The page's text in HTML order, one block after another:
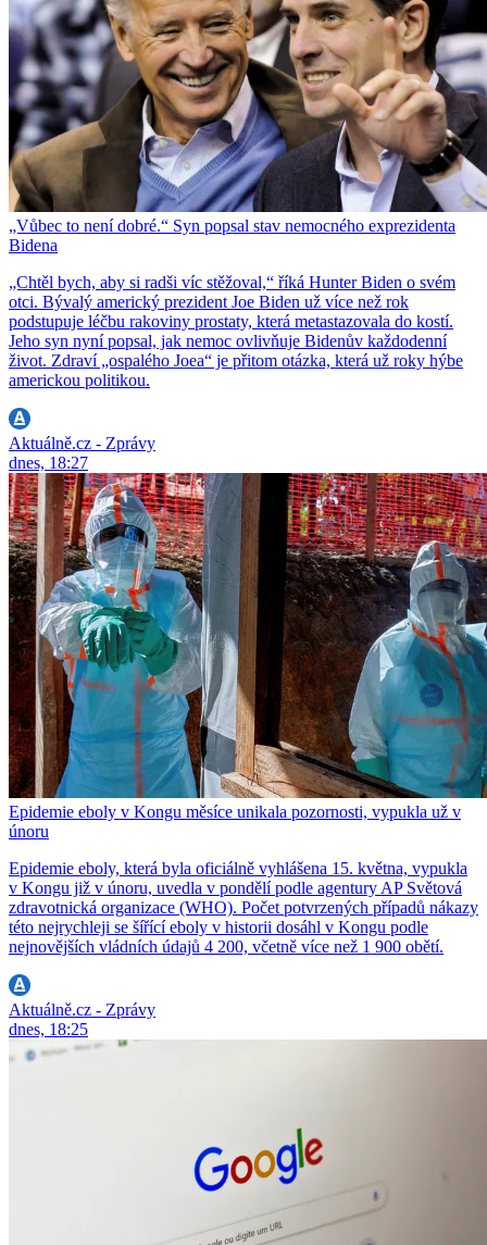
„Vůbec to není dobré.“ Syn popsal stav nemocného exprezidenta
Bidena
„Chtěl bych, aby si radši víc stěžoval,“ říká Hunter Biden o svém
otci. Bývalý americký prezident Joe Biden už více než rok
podstupuje léčbu rakoviny prostaty, která metastazovala do kostí.
Jeho syn nyní popsal, jak nemoc ovlivňuje Bidenův každodenní
život. Zdraví „ospalého Joea“ je přitom otázka, která už roky hýbe
americkou politikou.
Aktuálně.cz - Zprávy
dnes, 18:27
Epidemie eboly v Kongu měsíce unikala pozornosti, vypukla už v
únoru
Epidemie eboly, která byla oficiálně vyhlášena 15. května, vypukla
v Kongu již v únoru, uvedla v pondělí podle agentury AP Světová
zdravotnická organizace (WHO). Počet potvrzených případů nákazy
této nejrychleji se šířící eboly v historii dosáhl v Kongu podle
nejnovějších vládních údajů 4 200, včetně více než 1 900 obětí.
Aktuálně.cz - Zprávy
dnes, 18:25